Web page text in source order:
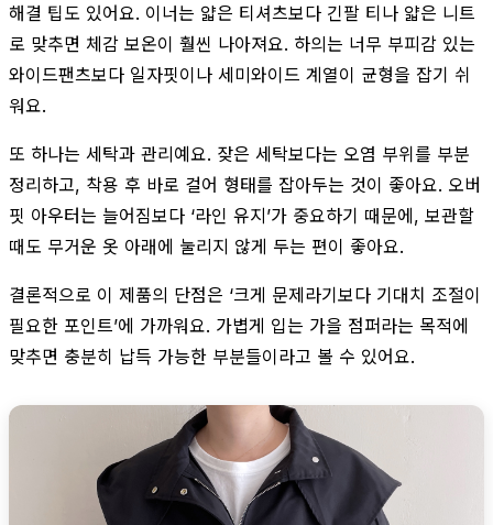
해결 팁도 있어요. 이너는 얇은 티셔츠보다 긴팔 티나 얇은 니트
로 맞추면 체감 보온이 훨씬 나아져요. 하의는 너무 부피감 있는
와이드팬츠보다 일자핏이나 세미와이드 계열이 균형을 잡기 쉬
워요.
또 하나는 세탁과 관리예요. 잦은 세탁보다는 오염 부위를 부분
정리하고, 착용 후 바로 걸어 형태를 잡아두는 것이 좋아요. 오버
핏 아우터는 늘어짐보다 ‘라인 유지’가 중요하기 때문에, 보관할
때도 무거운 옷 아래에 눌리지 않게 두는 편이 좋아요.
결론적으로 이 제품의 단점은 ‘크게 문제라기보다 기대치 조절이
필요한 포인트’에 가까워요. 가볍게 입는 가을 점퍼라는 목적에
맞추면 충분히 납득 가능한 부분들이라고 볼 수 있어요.